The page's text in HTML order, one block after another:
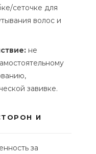
сеточке для
волос и
не
завивке.
И
за